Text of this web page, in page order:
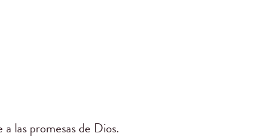
las promesas de Dios.